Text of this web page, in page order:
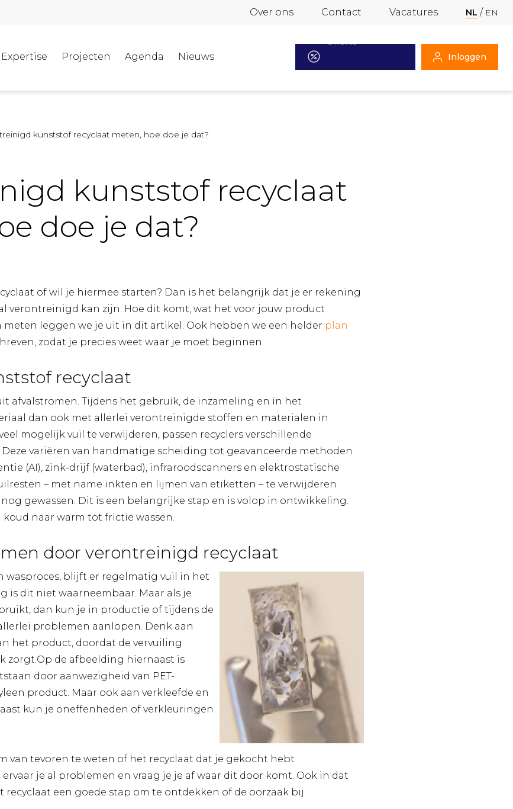
Over ons Contact Vacatures NL EN
Expertise Projecten Agenda Nieuws
Offerte
aanvragen
Inloggen
kunststof recyclaat meten, hoe doe je dat?
kunststof recyclaat
doe je dat?
of wil je hiermee starten? Dan is het belangrijk dat je er rekening
verontreinigd kan zijn. Hoe dit komt, wat het voor jouw product
leggen we je uit in dit artikel. Ook hebben we een helder plan
zodat je precies weet waar je moet beginnen.
recyclaat
afvalstromen. Tijdens het gebruik, de inzameling en in het
dan ook met allerlei verontreinigde stoffen en materialen in
mogelijk vuil te verwijderen, passen recyclers verschillende
variëren van handmatige scheiding tot geavanceerde methoden
(AI), zink-drijf (waterbad), infraroodscanners en elektrostatische
– met name inkten en lijmen van etiketten – te verwijderen
gewassen. Dit is een belangrijke stap en is volop in ontwikkeling.
naar warm tot frictie wassen.
door verontreinigd recyclaat
wasproces, blijft er regelmatig vuil in het
is dit niet waarneembaar. Maar als je
dan kun je in productie of tijdens de
problemen aanlopen. Denk aan
het product, doordat de vervuiling
zorgt.Op de afbeelding hiernaast is
door aanwezigheid van PET-
product. Maar ook aan verkleefde en
kun je oneffenheden of verkleuringen
van tevoren te weten of het recyclaat dat je gekocht hebt
je al problemen en vraag je je af waar dit door komt. Ook in dat
recyclaat een goede stap om te ontdekken of de oorzaak bij